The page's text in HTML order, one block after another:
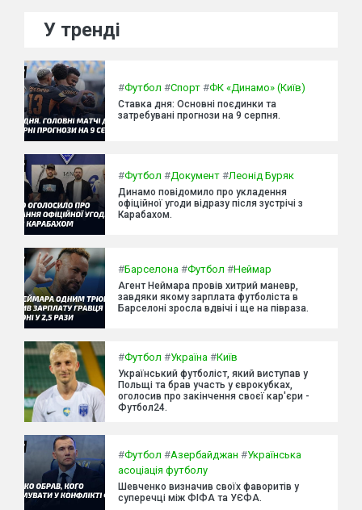
У тренді
#Футбол #Спорт #ФК «Динамо» (Київ)
Ставка дня: Основні поєдинки та
затребувані прогнози на 9 серпня.
#Футбол #Документ #Леонід Буряк
Динамо повідомило про укладення
офіційної угоди відразу після зустрічі з
Карабахом.
#Барселона #Футбол #Неймар
Агент Неймара провів хитрий маневр,
завдяки якому зарплата футболіста в
Барселоні зросла вдвічі і ще на півраза.
#Футбол #Україна #Київ
Український футболіст, який виступав у
Польщі та брав участь у єврокубках,
оголосив про закінчення своєї кар'єри -
Футбол24.
#Футбол #Азербайджан #Українська
асоціація футболу
Шевченко визначив своїх фаворитів у
суперечці між ФІФА та УЄФА.